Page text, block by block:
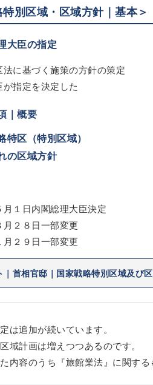
特別区域・区域方針｜基本＞
大臣の指定
法に基づく施策の方針の策定
指定を決定した
｜概要
区（特別区域）
の区域方針
１日内閣総理大臣決定
２８日一部変更
２９日一部変更
｜首相官邸｜国家戦略特別区域及び
は追加が続いています。
域計画は増えつつあるのです。
内容のうち『旅館業法』に関する